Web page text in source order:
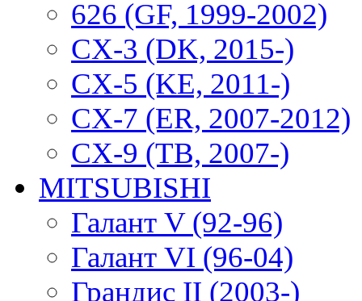
626 (GF, 1999-2002)
CX-3 (DK, 2015-)
CX-5 (KE, 2011-)
CX-7 (ER, 2007-2012)
CX-9 (TB, 2007-)
MITSUBISHI
Галант V (92-96)
Галант VI (96-04)
Грандис II (2003-)